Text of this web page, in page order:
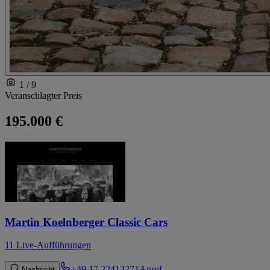
1 / 9
Veranschlagter Preis
195.000 €
Martin Koelnberger Classic Cars
11 Live-Aufführungen